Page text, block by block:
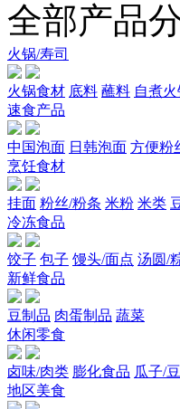
全部产品
火锅/寿司
火锅食材 底料 蘸料 自煮
速食产品
中国泡面 日韩泡面 方便粉
烹饪食材
挂面 粉丝/粉条 米粉 米类
冷冻食品
饺子 包子 馒头/面点 汤圆/
新鲜食品
豆制品 肉蛋制品 蔬菜
休闲零食
卤味/肉类 膨化食品 瓜子/
地区美食